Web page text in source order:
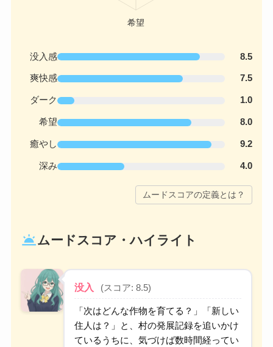
没入感 8.5
爽快感 7.5
ダーク 1.0
希望 8.0
癒やし 9.2
深み 4.0
ムードスコアの定義とは？
wb_twilightムードスコア・ハイライト
没入 (スコア: 8.5)
「次はどんな作物を育てる？」「新しい
住人は？」と、村の発展記録を追いかけ
ているうちに、気づけば数時間経ってい